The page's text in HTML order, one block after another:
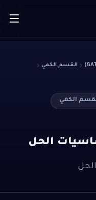
القسم الكمي
الكمي
الحل